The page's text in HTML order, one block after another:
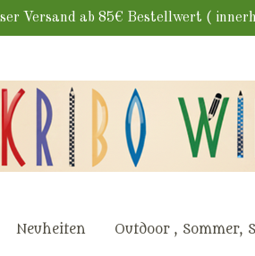
Versand ab 85€ Bestellwert (
Neuheiten Outdoor , Sommer,